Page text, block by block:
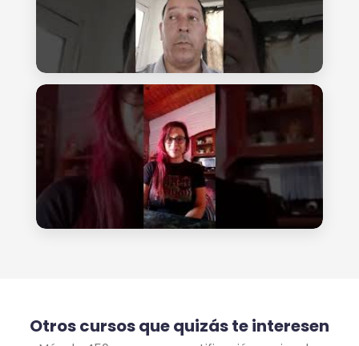
Otros cursos que quizás te interesen